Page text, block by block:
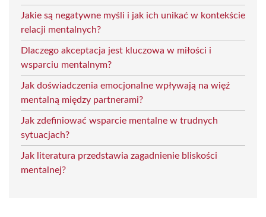
Jakie są negatywne myśli i jak ich unikać w kontekście
relacji mentalnych?
Dlaczego akceptacja jest kluczowa w miłości i
wsparciu mentalnym?
Jak doświadczenia emocjonalne wpływają na więź
mentalną między partnerami?
Jak zdefiniować wsparcie mentalne w trudnych
sytuacjach?
Jak literatura przedstawia zagadnienie bliskości
mentalnej?